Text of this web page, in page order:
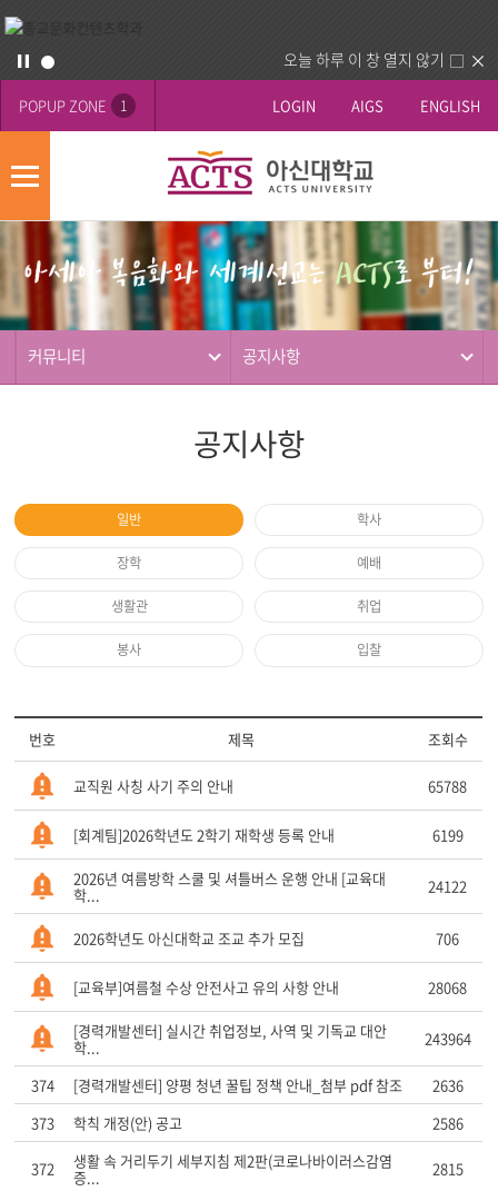
오늘 하루 이 창 열지 않기
POPUP ZONE 1 LOGIN AIGS ENGLISH
모
메
뉴
역
커뮤니티 공지사항
공지사항
일반 학사
장학 예배
생활관 취업
봉사 입찰
번호 제목 조회수
교직원 사칭 사기 주의 안내 65788
[회계팀]2026학년도 2학기 재학생 등록 안내 6199
2026년 여름방학 스쿨 및 셔틀버스 운행 안내 [교육대
학... 24122
2026학년도 아신대학교 조교 추가 모집 706
[교육부]여름철 수상 안전사고 유의 사항 안내 28068
[경력개발센터] 실시간 취업정보, 사역 및 기독교 대안
학... 243964
374 [경력개발센터] 양평 청년 꿀팁 정책 안내_첨부 pdf 참조
2636
373
학칙 개정(안) 공고 2586
372 생활 속 거리두기 세부지침 제2판(코로나바이러스감염
증... 2815